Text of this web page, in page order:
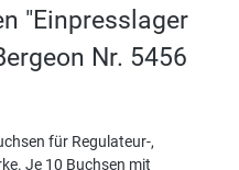
"Einpresslager
Nr. 5456
für Regulateur-,
Je 10 Buchsen mit